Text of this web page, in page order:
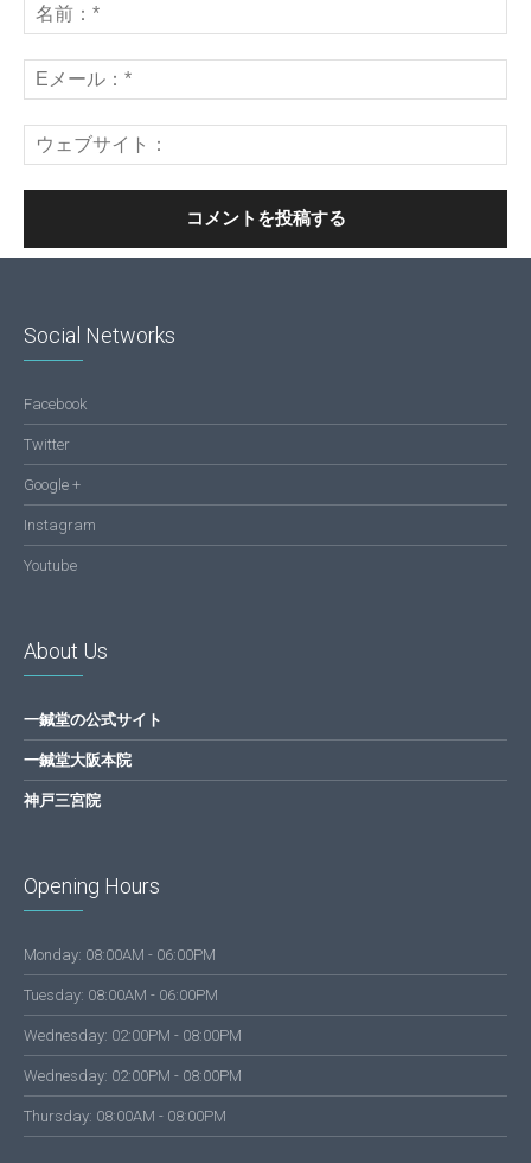
Social Networks
Facebook
Twitter
Google +
Instagram
Youtube
About Us
一鍼堂の公式サイト
一鍼堂大阪本院
神戸三宮院
Opening Hours
Monday: 08:00AM - 06:00PM
Tuesday: 08:00AM - 06:00PM
Wednesday: 02:00PM - 08:00PM
Wednesday: 02:00PM - 08:00PM
Thursday: 08:00AM - 08:00PM